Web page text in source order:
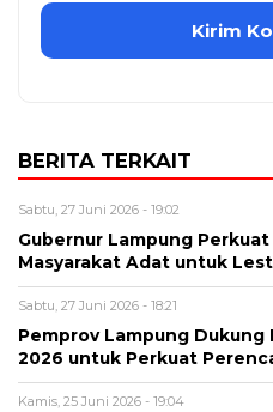
BERITA TERKAIT
Sabtu, 27 Juni 2026 - 19:02
Gubernur Lampung
Masyarakat Adat untuk
Sabtu, 27 Juni 2026 - 18:21
Pemprov Lampung Dukung
2026 untuk Perkuat
Kamis, 25 Juni 2026 - 19:04